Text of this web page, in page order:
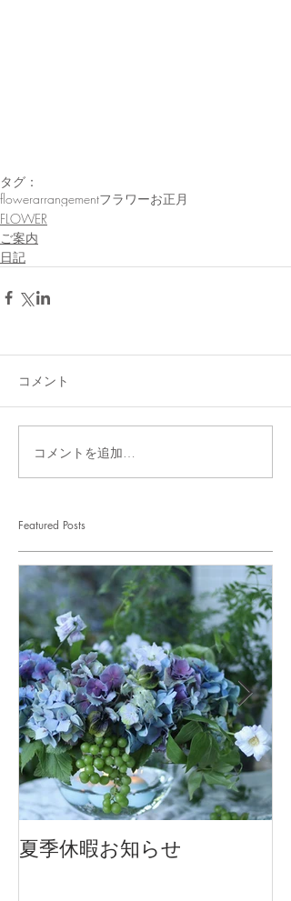
タグ：
flowerarrangementフラワーお正月
FLOWER
ご案内
日記
コメント
コメントを追加…
Featured Posts
夏季休暇お知らせ